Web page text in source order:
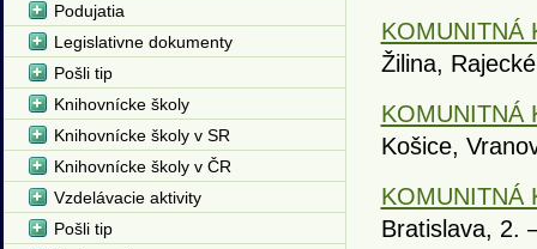
KOMUNITNÁ
Žilina,
KOMUNITNÁ
Košice,
KOMUNITNÁ
Bratislava, 2.
Podujatia
Legislativne dokumenty
Pošli tip
Knihovnícke školy
Knihovnícke školy v SR
Knihovnícke školy v ČR
Vzdelávacie aktivity
Pošli tip